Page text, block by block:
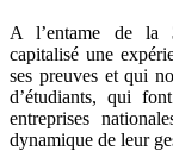
A l’entame de la
capitalisé une
ses preuves et qui
d’étudiants, qui
entreprises
dynamique de leur